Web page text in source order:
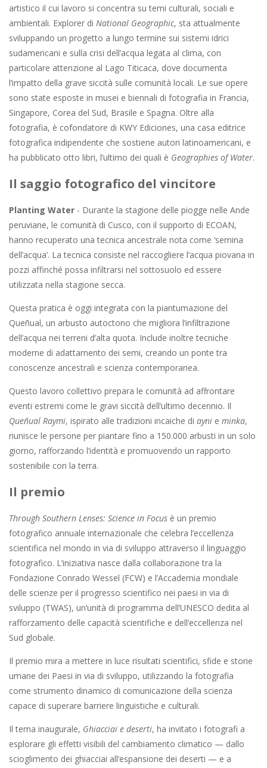
artistico il cui lavoro si concentra su temi culturali, sociali e
ambientali. Explorer di National Geographic, sta attualmente
sviluppando un progetto a lungo termine sui sistemi idrici
sudamericani e sulla crisi dell’acqua legata al clima, con
particolare attenzione al Lago Titicaca, dove documenta
l’impatto della grave siccità sulle comunità locali. Le sue opere
sono state esposte in musei e biennali di fotografia in Francia,
Singapore, Corea del Sud, Brasile e Spagna. Oltre alla
fotografia, è cofondatore di KWY Ediciones, una casa editrice
fotografica indipendente che sostiene autori latinoamericani, e
ha pubblicato otto libri, l’ultimo dei quali è Geographies of Water.
Il saggio fotografico del vincitore
Planting Water - Durante la stagione delle piogge nelle Ande
peruviane, le comunità di Cusco, con il supporto di ECOAN,
hanno recuperato una tecnica ancestrale nota come ‘semina
dell’acqua’. La tecnica consiste nel raccogliere l’acqua piovana in
pozzi affinché possa infiltrarsi nel sottosuolo ed essere
utilizzata nella stagione secca.
Questa pratica è oggi integrata con la piantumazione del
Queñual, un arbusto autoctono che migliora l’infiltrazione
dell’acqua nei terreni d’alta quota. Include inoltre tecniche
moderne di adattamento dei semi, creando un ponte tra
conoscenze ancestrali e scienza contemporanea.
Questo lavoro collettivo prepara le comunità ad affrontare
eventi estremi come le gravi siccità dell’ultimo decennio. Il
Queñual Raymi, ispirato alle tradizioni incaiche di ayni e minka,
riunisce le persone per piantare fino a 150.000 arbusti in un solo
giorno, rafforzando l’identità e promuovendo un rapporto
sostenibile con la terra.
Il premio
Through Southern Lenses: Science in Focus è un premio
fotografico annuale internazionale che celebra l’eccellenza
scientifica nel mondo in via di sviluppo attraverso il linguaggio
fotografico. L’iniziativa nasce dalla collaborazione tra la
Fondazione Conrado Wessel (FCW) e l’Accademia mondiale
delle scienze per il progresso scientifico nei paesi in via di
sviluppo (TWAS), un’unità di programma dell’UNESCO dedita al
rafforzamento delle capacità scientifiche e dell’eccellenza nel
Sud globale.
Il premio mira a mettere in luce risultati scientifici, sfide e storie
umane dei Paesi in via di sviluppo, utilizzando la fotografia
come strumento dinamico di comunicazione della scienza
capace di superare barriere linguistiche e culturali.
Il tema inaugurale, Ghiacciai e deserti, ha invitato i fotografi a
esplorare gli effetti visibili del cambiamento climatico — dallo
scioglimento dei ghiacciai all’espansione dei deserti — e a